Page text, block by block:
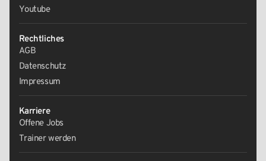
Youtube
Rechtliches
AGB
Datenschutz
Impressum
Karriere
Offene Jobs
Trainer werden